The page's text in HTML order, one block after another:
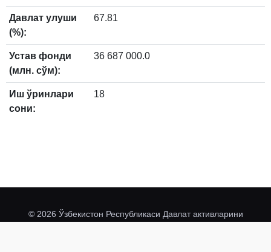
Давлат улуши
(%):
67.81
Устав фонди
(млн. сўм):
36 687 000.0
Иш ўринлари
сони:
18
© 2026 Ўзбекистон Республикаси Давлат активларини